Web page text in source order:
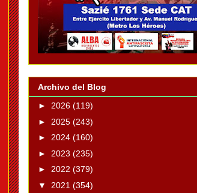
Archivo del Blog
► 2026 (119)
► 2025 (243)
► 2024 (160)
► 2023 (235)
► 2022 (379)
▼ 2021 (354)